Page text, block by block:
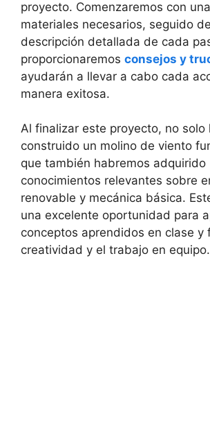
proyecto. Comenzaremos con
materiales necesarios, seguido
descripción detallada de cada
proporcionaremos consejos y
ayudarán a llevar a cabo cada
manera exitosa.
Al finalizar este proyecto, no solo
construido un molino de viento
que también habremos adquirido
conocimientos relevantes sobre
renovable y mecánica básica.
una excelente oportunidad para
conceptos aprendidos en clase y
creatividad y el trabajo en equipo.